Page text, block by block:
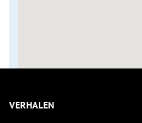
VERHALEN